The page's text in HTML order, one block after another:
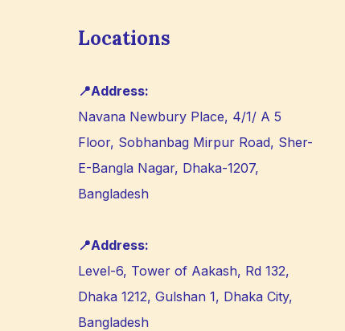
Locations
📍Address:
Navana Newbury Place, 4/1/ A 5
Floor, Sobhanbag Mirpur Road, Sher-
E-Bangla Nagar, Dhaka-1207,
Bangladesh
📍Address:
Level-6, Tower of Aakash, Rd 132,
Dhaka 1212, Gulshan 1, Dhaka City,
Bangladesh